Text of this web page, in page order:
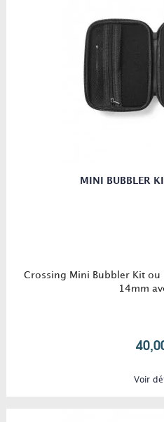
MINI BUBBLER
Crossing Mini Bubbler Kit ou
14mm
Voir